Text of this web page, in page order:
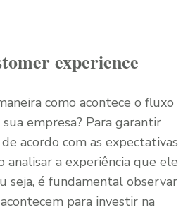
experience
como acontece o fluxo
empresa? Para garantir
acordo com as expectativas
analisar a experiência que ele
seja, é fundamental observar
para investir na